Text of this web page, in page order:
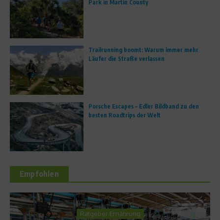
Park in Martin County
Trailrunning boomt: Warum immer mehr
Läufer die Straße verlassen
Porsche Escapes – Edler Bildband zu den
besten Roadtrips der Welt
Empfohlen